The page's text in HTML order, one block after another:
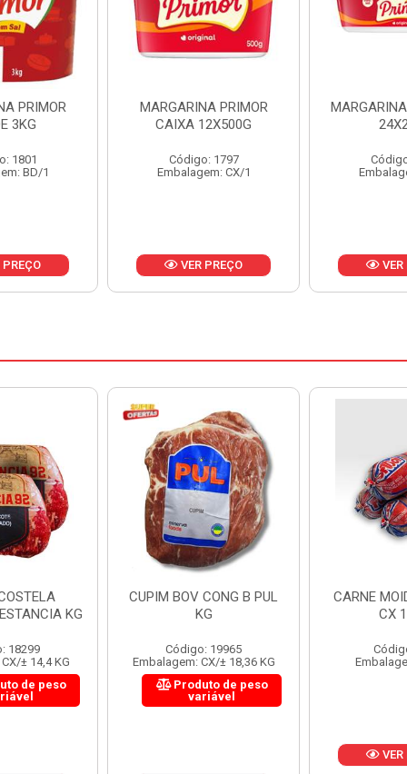
PRIMOR
1797
CX/1
PREÇO
MARGARINA PRIMOR CX
24X250G
Código: 1921
Embalagem: CX/1
VER PREÇO
CAIXA
VER
B PUL
19965
± 18,36 KG
de peso
CARNE MOIDA FORTBOI
CX 10KG
Código: 200
Embalagem: KG/10
LOMBINHO
Embalagem: